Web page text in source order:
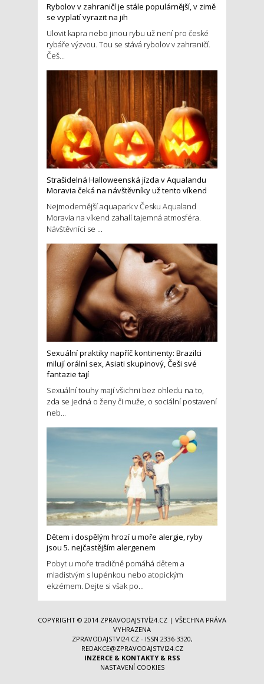
Rybolov v zahraničí je stále populárnější, v zimě
se vyplatí vyrazit na jih
Ulovit kapra nebo jinou rybu už není pro české
rybáře výzvou. Tou se stává rybolov v zahraničí.
Češ...
Strašidelná Halloweenská jízda v Aqualandu
Moravia čeká na návštěvníky už tento víkend
Nejmodernější aquapark v Česku Aqualand
Moravia na víkend zahalí tajemná atmosféra.
Návštěvníci se ...
Sexuální praktiky napříč kontinenty: Brazilci
milují orální sex, Asiati skupinový, Češi své
fantazie tají
Sexuální touhy mají všichni bez ohledu na to,
zda se jedná o ženy či muže, o sociální postavení
neb...
Dětem i dospělým hrozí u moře alergie, ryby
jsou 5. nejčastějším alergenem
Pobyt u moře tradičně pomáhá dětem a
mladistvým s lupénkou nebo atopickým
ekzémem. Dejte si však po...
COPYRIGHT © 2014 ZPRAVODAJSTVÍ24.CZ | VŠECHNA PRÁVA
VYHRAZENA
ZPRAVODAJSTVI24.CZ - ISSN 2336-3320,
REDAKCE@ZPRAVODAJSTVI24.CZ
INZERCE& KONTAKTY& RSS
NASTAVENÍ COOKIES